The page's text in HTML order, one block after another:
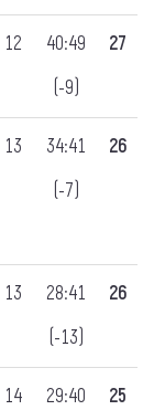
12
40:49
(-9)
27
13
34:41
(-7)
26
13
28:41
(-13)
26
14
29:40
25